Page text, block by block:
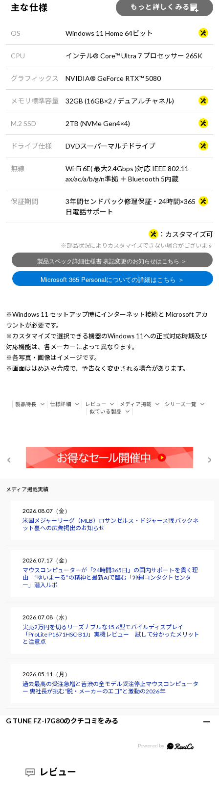
主な仕様 もっと詳しくみる
OS Windows 11 Home 64ビット
CPU インテル® Core™ Ultra 7 プロセッサー 265K
グラフィックス NVIDIA® GeForce RTX™ 5080
メモリ標準容量 32GB (16GB×2 / デュアルチャネル)
M.2 SSD 2TB (NVMe Gen4×4)
ドライブ仕様 DVDスーパーマルチドライブ
無線
Wi-Fi 6E( 最大2.4Gbps )対応 IEEE 802.11
ax/ac/a/b/g/n準拠 ＋ Bluetooth 5内蔵
保証期間
3年間センドバック修理保証・24時間×365
日電話サポート
カスタマイズ可
※部品状況によりカスタマイズできない場合がございます
※Windows 11 セットアップ時にインターネット接続と Microsoft アカ
ウントが必要です。
※カスタマイズで選択できる機器のWindows 11への正式対応時期及び
対応機能は、各メーカーによって異なります。
※各写真・画像はイメージです。
※画面ははめ込み合成で、予告なく変更される場合があります。
製品特長 仕様詳細 レビュー メディア掲載
シリーズ一覧
似ている製品
メディア掲載実績
2026.08.07（金）
米国メジャーリーグ（MLB）ロサンゼルス・ドジャース戦 バックネ
ット裏への広告掲出のお知らせ
2026.07.17（金）
マウスコンピューターが「24時間365日」の国内サポートを貫く理
由 “ゆいまーる”の精神と最新AIで臨む「沖縄コンタクトセンタ
ー」潜入ルポ
2026.07.08（水）
実売2万円を切るリーズナブルな15.6型モバイルディスプレイ
「ProLite P1671HSC-B1J」実機レビュー 試して分かったメリット
と注意点
2026.05.11（月）
過去最高の受注急増と苦渋の全モデル受注停止――マウスコンピュータ
ー 軣社長が挑む“脱・メーカーのエゴ”と激動の2026年
G TUNE FZ-I7G80のクチコミをみる
レビュー